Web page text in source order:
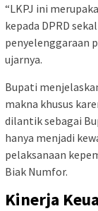
“LKPJ ini
kepada DPRD
penyelenggaraan
ujarnya.
Bupati
makna khusus
dilantik sebagai
hanya menjadi
pelaksanaan
Biak Numfor.
Kinerja